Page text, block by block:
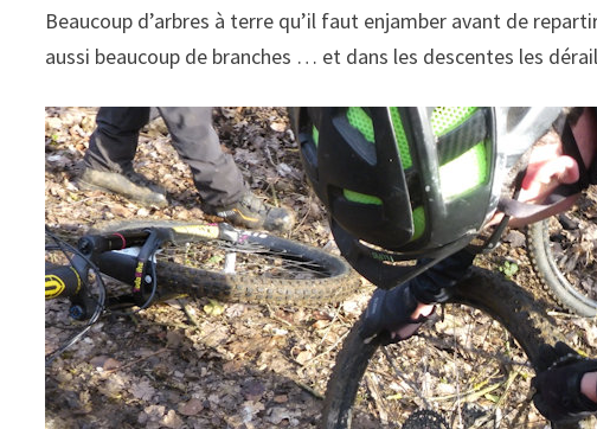
Beaucoup d’arbres à terre qu’il faut enjamber avant de
aussi beaucoup de branches … et dans les descentes les